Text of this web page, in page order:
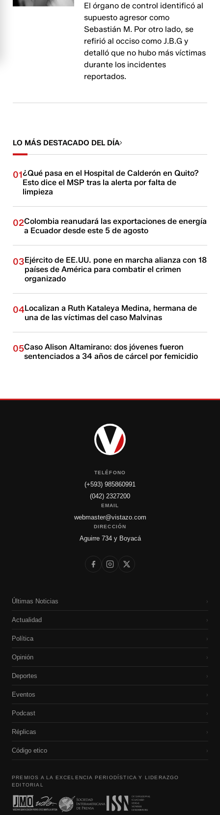
El órgano de control identificó al
supuesto agresor como
Sebastián M. Por otro lado, se
refirió al occiso como J.B.G y
detalló que no hubo más víctimas
durante los incidentes
reportados.
LO MÁS DESTACADO DEL DÍA
01¿Qué pasa en el Hospital de Calderón en Quito?
Esto dice el MSP tras la alerta por falta de
limpieza
02Colombia reanudará las exportaciones de energía
a Ecuador desde este 5 de agosto
03Ejército de EE.UU. pone en marcha alianza con 18
países de América para combatir el crimen
organizado
04Localizan a Ruth Kataleya Medina, hermana de
una de las víctimas del caso Malvinas
05Caso Alison Altamirano: dos jóvenes fueron
sentenciados a 34 años de cárcel por femicidio
TELÉFONO
(+593) 985860991
(042) 2327200
EMAIL
webmaster@vistazo.com
DIRECCIÓN
Aguirre 734 y Boyacá
Últimas Noticias ›
Actualidad ›
Política ›
Opinión ›
Deportes ›
Eventos ›
Podcast ›
Réplicas ›
Código etico ›
PREMIOS A LA EXCELENCIA PERIODÍSTICA Y LIDERAZGO
EDITORIAL